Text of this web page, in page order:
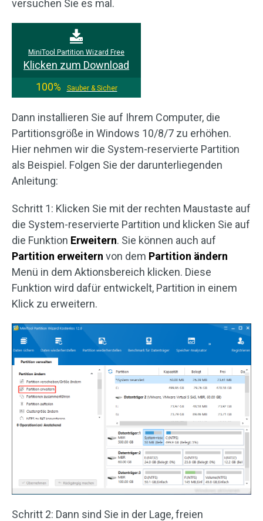
versuchen Sie es mal.
MiniTool Partition Wizard Free
Klicken zum Download
100%
Sauber & Sicher
Dann installieren Sie auf Ihrem Computer, die
Partitionsgröße in Windows 10/8/7 zu erhöhen.
Hier nehmen wir die System-reservierte Partition
als Beispiel. Folgen Sie der darunterliegenden
Anleitung:
Schritt 1: Klicken Sie mit der rechten Maustaste auf
die System-reservierte Partition und klicken Sie auf
die Funktion Erweitern. Sie können auch auf
Partition erweitern von dem Partition ändern
Menü in dem Aktionsbereich klicken. Diese
Funktion wird dafür entwickelt, Partition in einem
Klick zu erweitern.
Schritt 2: Dann sind Sie in der Lage, freien